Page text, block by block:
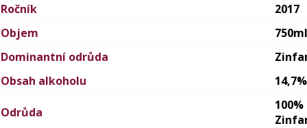
Ročník
2017
Objem
750ml
Dominantní odrůda
Obsah alkoholu
14,7%
Odrůda
100%